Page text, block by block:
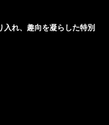
入れ、趣向を凝らした特別